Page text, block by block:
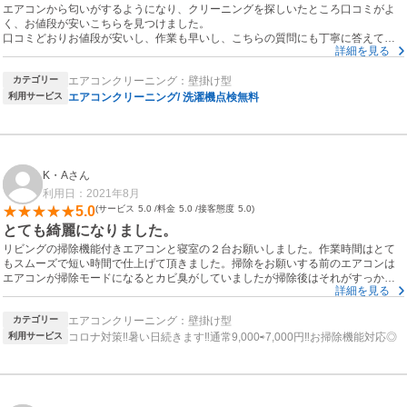
エアコンから匂いがするようになり、クリーニングを探しいたところ口コミがよ
く、お値段が安いこちらを見つけました。
口コミどおりお値段が安いし、作業も早いし、こちらの質問にも丁寧に答えてく
す。
詳細を見る
カテゴリー エアコンクリーニング：壁掛け型
利用サービス エアコンクリーニング/ 洗濯機点検無料
K・Aさん
利用日：2021年8月
5.0 サービス 5.0 料金 5.0 接客態度 5.0
とても綺麗になりました。
リビングの掃除機能付きエアコンと寝室の２台お願いしました。作業時間はとて
もスムーズで短い時間で仕上げて頂きました。掃除をお願いする前のエアコンは
エアコンが掃除モードになるとカビ臭がしていましたが掃除後はそれがすっかり
無くなりました。作業中のエアコン内の汚れをバケツで見ましたが汚れが酷すぎ
りとても分かりやすかったです。
丁寧に対応して頂きありがとうございました。また機会がありましたらお願いし
詳細を見る
カテゴリー エアコンクリーニング：壁掛け型
利用サービス コロナ対策‼︎暑い日続きます‼︎通常9,000⇨7,000円‼︎お掃除機能対応◎